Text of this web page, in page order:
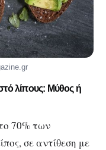
λίπους: Μύθος ή
70% των
σε αντίθεση με